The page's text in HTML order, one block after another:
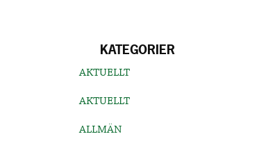
KATEGORIER
AKTUELLT
AKTUELLT
ALLMÄN